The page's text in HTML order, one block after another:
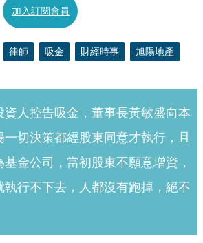
加入訂閱會員
律師 吸金 財經時事 旭陽地產
資人控告吸金，董事長黃敏盛向本
切決策都經股東同意才執行，且
金公司，當初股東不願意增資，
執行不下去，人都沒有跑掉，絕不